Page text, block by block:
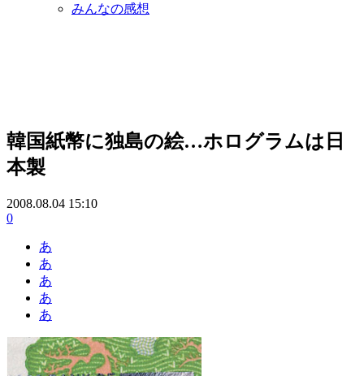
みんなの感想
韓国紙幣に独島の絵…ホログラムは日
本製
2008.08.04 15:10
0
あ
あ
あ
あ
あ